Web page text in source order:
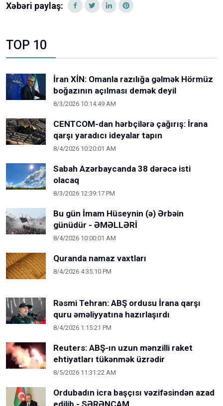
Xəbəri paylaş:
TOP 10
İran XİN: Omanla razılığa gəlmək Hörmüz
boğazının açılması demək deyil
8/3/2026 10:14:49 AM
CENTCOM-dan hərbçilərə çağırış: İrana
qarşı yaradıcı ideyalar tapın
8/4/2026 10:20:01 AM
Sabah Azərbaycanda 38 dərəcə isti
olacaq
8/3/2026 12:39:17 PM
Bu gün İmam Hüseynin (ə) Ərbəin
günüdür - ƏMƏLLƏRİ
8/4/2026 10:00:01 AM
Quranda namaz vaxtları
8/4/2026 4:35:10 PM
Rəsmi Tehran: ABŞ ordusu İrana qarşı
quru əməliyyatına hazırlaşırdı
8/4/2026 1:15:21 PM
Reuters: ABŞ-ın uzun mənzilli raket
ehtiyatları tükənmək üzrədir
8/5/2026 11:31:22 AM
Ordubadın icra başçısı vəzifəsindən azad